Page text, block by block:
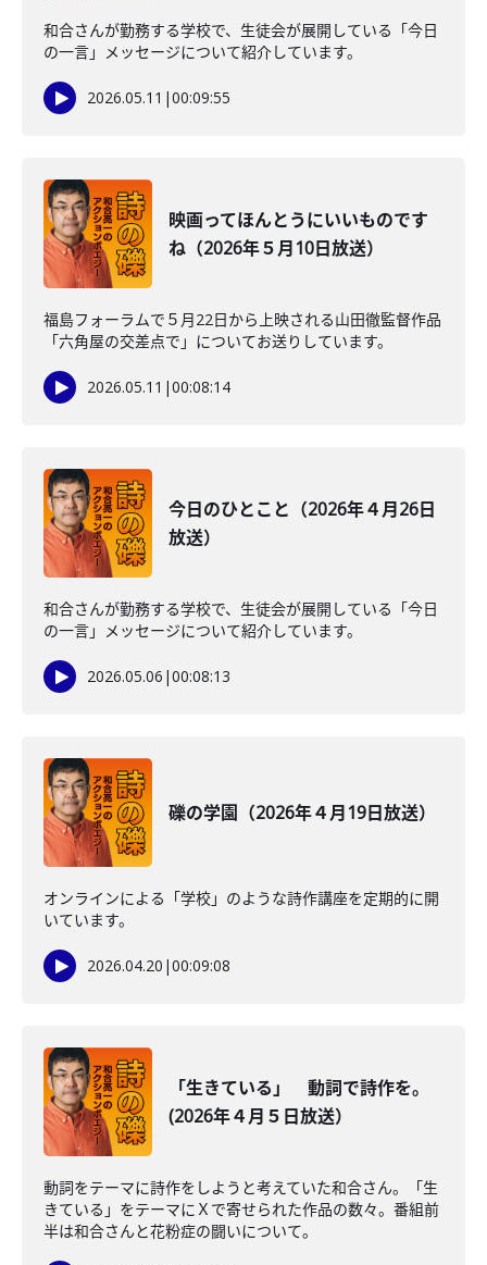
和合さんが勤務する学校で、生徒会が展開している「今日
の一言」メッセージについて紹介しています。
2026.05.11 |00:09:55
映画ってほんとうにいいものです
ね（2026年５月10日放送）
福島フォーラムで５月22日から上映される山田徹監督作品
「六角屋の交差点で」についてお送りしています。
2026.05.11 |00:08:14
今日のひとこと（2026年４月26日
放送）
和合さんが勤務する学校で、生徒会が展開している「今日
の一言」メッセージについて紹介しています。
2026.05.06 |00:08:13
礫の学園（2026年４月19日放送）
オンラインによる「学校」のような詩作講座を定期的に開
いています。
2026.04.20 |00:09:08
「生きている」 動詞で詩作を。
(2026年４月５日放送）
動詞をテーマに詩作をしようと考えていた和合さん。「生
きている」をテーマにＸで寄せられた作品の数々。番組前
半は和合さんと花粉症の闘いについて。